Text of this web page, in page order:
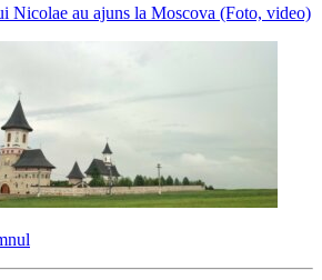
Nicolae au ajuns la Moscova (Foto, video)